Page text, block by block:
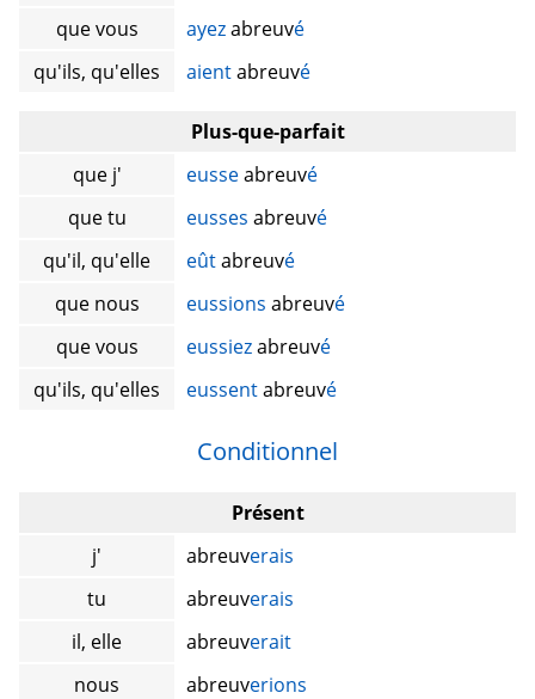
que vous
ayezabreuvé
qu'ils, qu'elles
aientabreuvé
Plus-que-parfait
que j'
eusseabreuvé
que tu
eusses abreuvé
qu'il, qu'elle
eûtabreuvé
que nous
eussions abreuvé
que vous
eussiezabreuvé
qu'ils, qu'elles
eussentabreuvé
Conditionnel
Présent
j'
abreuverais
tu
abreuverais
il, elle
abreuverait
nous
abreuverions